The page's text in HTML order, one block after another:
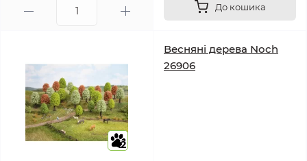
До кошика
2
Весняні дерева Noch
26906